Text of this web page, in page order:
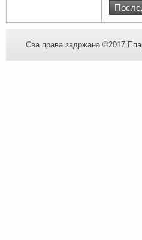
Сва права задржана ©2017